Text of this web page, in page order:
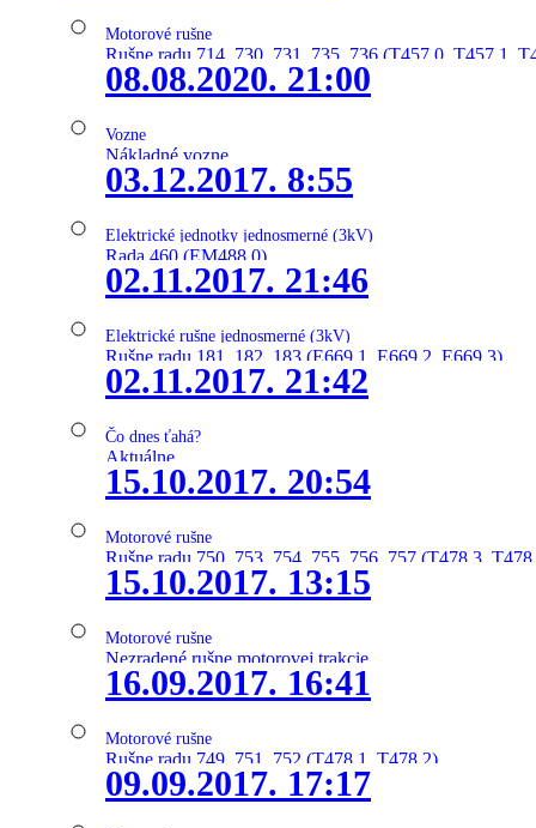
Motorové rušne
Rušne radu 714, 730, 731, 735, 736 (T457.0, T457.1,
08.08.2020. 21:00
Vozne
Nákladné vozne
03.12.2017. 8:55
Elektrické jednotky jednosmerné (3kV)
Rada 460 (EM488.0)
02.11.2017. 21:46
Elektrické rušne jednosmerné (3kV)
Rušne radu 181, 182, 183 (E669.1, E669.2, E669.3)
02.11.2017. 21:42
Čo dnes ťahá?
Aktuálne
15.10.2017. 20:54
Motorové rušne
Rušne radu 750, 753, 754, 755, 756, 757 (T478.3,
15.10.2017. 13:15
Motorové rušne
Nezradené rušne motorovej trakcie
16.09.2017. 16:41
Motorové rušne
Rušne radu 749, 751, 752 (T478.1, T478.2)
09.09.2017. 17:17